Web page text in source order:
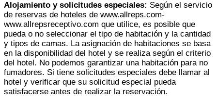
Alojamiento y solicitudes especiales: Según el servicio
de reservas de hoteles de www.allreps.com-
www.allrepsreceptivo.com que utilice, es posible que
pueda o no seleccionar el tipo de habitación y la cantidad
y tipos de camas. La asignación de habitaciones se basa
en la disponibilidad del hotel y se realiza según el criterio
del hotel. No podemos garantizar una habitación para no
fumadores. Si tiene solicitudes especiales debe llamar al
hotel y verificar que su solicitud especial pueda
satisfacerse antes de realizar la reservación.